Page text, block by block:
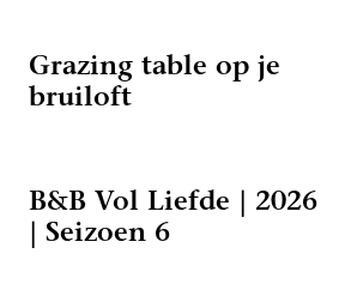
Grazing table op je
bruiloft
B&B Vol Liefde | 2026
| Seizoen 6